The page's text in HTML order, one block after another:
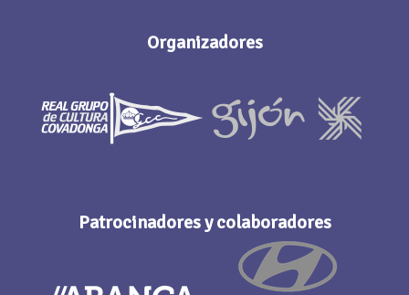
Organizadores
Patrocinadores y colaboradores